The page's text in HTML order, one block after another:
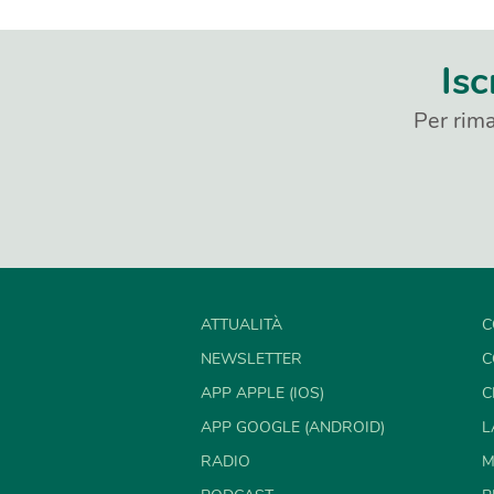
Per
ATTUALITÀ
NEWSLETTER
APP APPLE (IOS)
APP GOOGLE (ANDROID)
RADIO